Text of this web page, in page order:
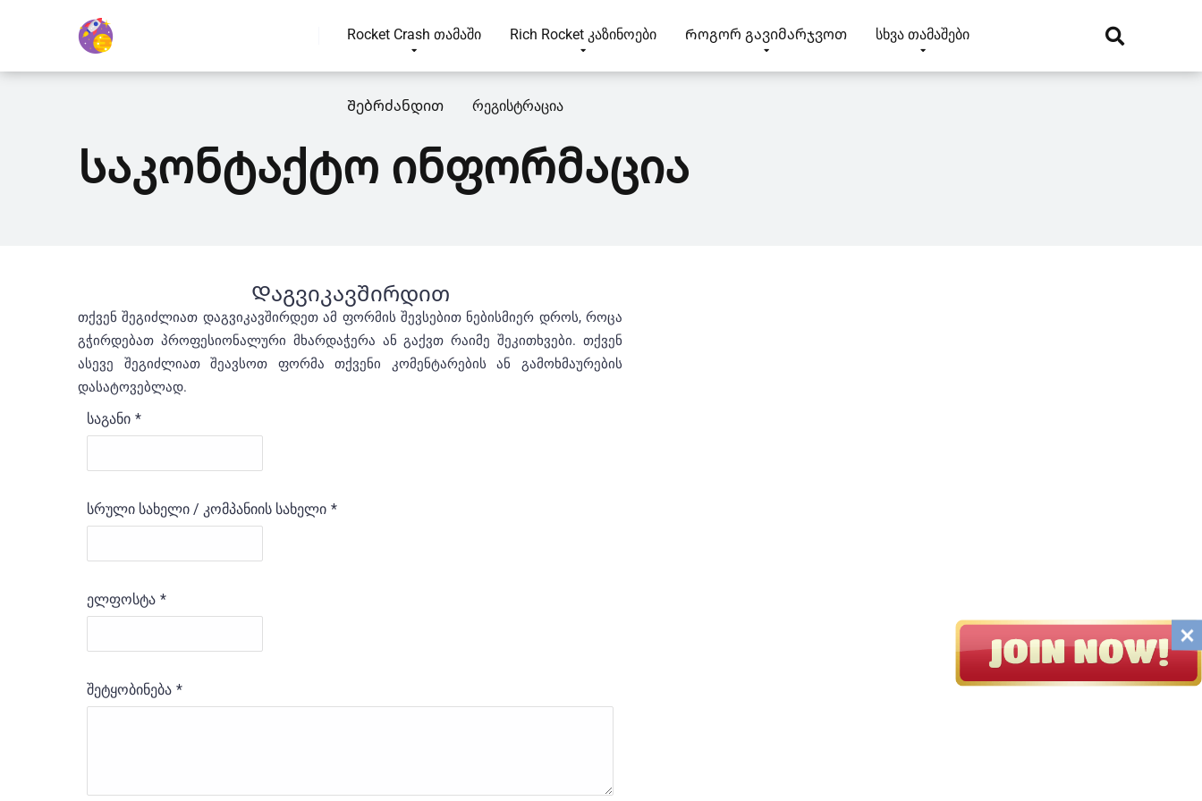
Rocket Crash თამაში Rich Rocket კაზინოები Როგორ გავიმარჯვოთ სხვა თამაშები
Შებრძანდით რეგისტრაცია
Საკონტაქტო ინფორმაცია
Დაგვიკავშირდით
თქვენ შეგიძლიათ დაგვიკავშირდეთ ამ ფორმის შევსებით ნებისმიერ დროს, როცა
გჭირდებათ პროფესიონალური მხარდაჭერა ან გაქვთ რაიმე შეკითხვები. თქვენ
ასევე შეგიძლიათ შეავსოთ ფორმა თქვენი კომენტარების ან გამოხმაურების
დასატოვებლად.
საგანი *
სრული სახელი / კომპანიის სახელი *
ელფოსტა *
შეტყობინება *